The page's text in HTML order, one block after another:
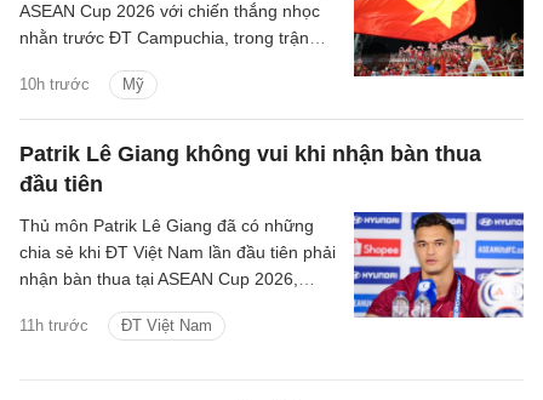
10h trước Mỹ
ASEAN Cup 2026 với chiến thắng nhọc
nhằn trước ĐT Campuchia, trong trận
Patrik Lê Giang không vui khi nhận bàn thua
đầu tiên
11h trước ĐT Việt Nam
Thủ môn Patrik Lê Giang đã có những
chia sẻ khi ĐT Việt Nam lần đầu tiên phải
nhận bàn thua tại ASEAN Cup 2026,
bóng đá và toàn đội sẽ nhanh chóng